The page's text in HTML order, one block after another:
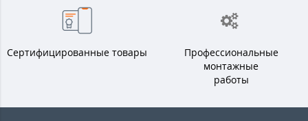
Сертифицированные товары
Профессиональные
монтажные
работы